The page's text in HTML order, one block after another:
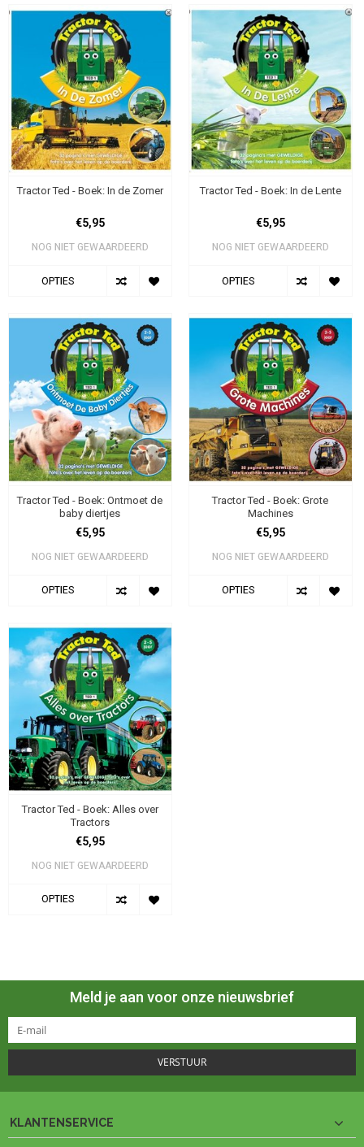
Tractor Ted - Boek: In de Zomer
€5,95
NOG NIET GEWAARDEERD
OPTIES
Tractor Ted - Boek: In de Lente
€5,95
NOG NIET GEWAARDEERD
OPTIES
Tractor Ted - Boek: Ontmoet de
baby diertjes
€5,95
NOG NIET GEWAARDEERD
OPTIES
Tractor Ted - Boek: Grote
Machines
€5,95
NOG NIET GEWAARDEERD
OPTIES
Tractor Ted - Boek: Alles over
Tractors
€5,95
NOG NIET GEWAARDEERD
OPTIES
Meld je aan voor onze nieuwsbrief
VERSTUUR
KLANTENSERVICE